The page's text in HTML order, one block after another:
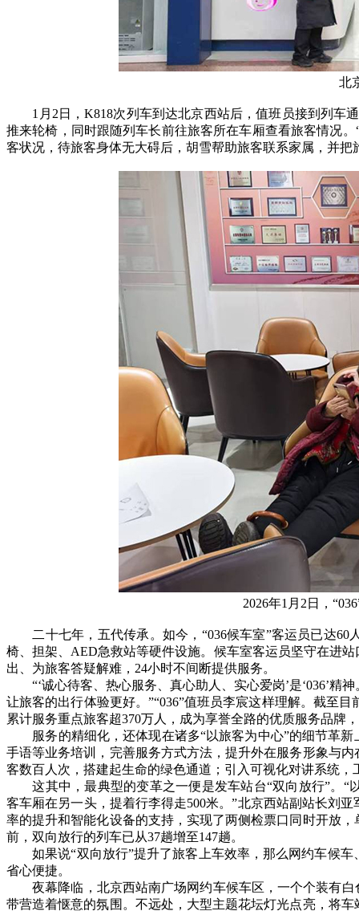
北
1月2日，K818次列车到达北京西站后，值班员接到列车通
推来轮椅，同时跟随列车长前往旅客所在车厢查看旅客情况
客状况，待旅客身体无大碍后，胡雪帮助旅客联系家属，并
2026年1月2日，
二十七年，五代传承。如今，“036候车室”客运员已达60
椅、担架、AED急救站等硬件设施。候车室客运员坚守在进
出、为旅客答疑解难，24小时不间断提供服务。
“‘诚心待客、热心服务、真心助人、实心爱岗’是‘036’精
让旅客的出行体验更好。”“036”值班员李宸这样理解。截至
累计服务重点旅客超370万人，成为享誉全路的优质服务品牌
服务的精细化，还体现在诸多“以旅客为中心”的细节革新
手语等业务培训，完善服务方式方法，提升外在服务形象与
客数百人次，搭建起生命的绿色通道；引入可视化对讲系统
这其中，最典型的变革之一便是发车站台“双向放行”。“
客车厢在另一头，提着行李得走500米。”北京西站副站长刘
率的提升和智能化设备的支持，实现了两侧检票口同时开放
前，双向放行的列车已从37趟增至147趟。
如果说“双向放行”提升了旅客上车效率，那么网约车候车
省心便捷。
夜幕降临，北京西站南广场网约车候车区，一个个装有白
带营造着惬意的氛围。不远处，大型主题花坛灯光点亮，将